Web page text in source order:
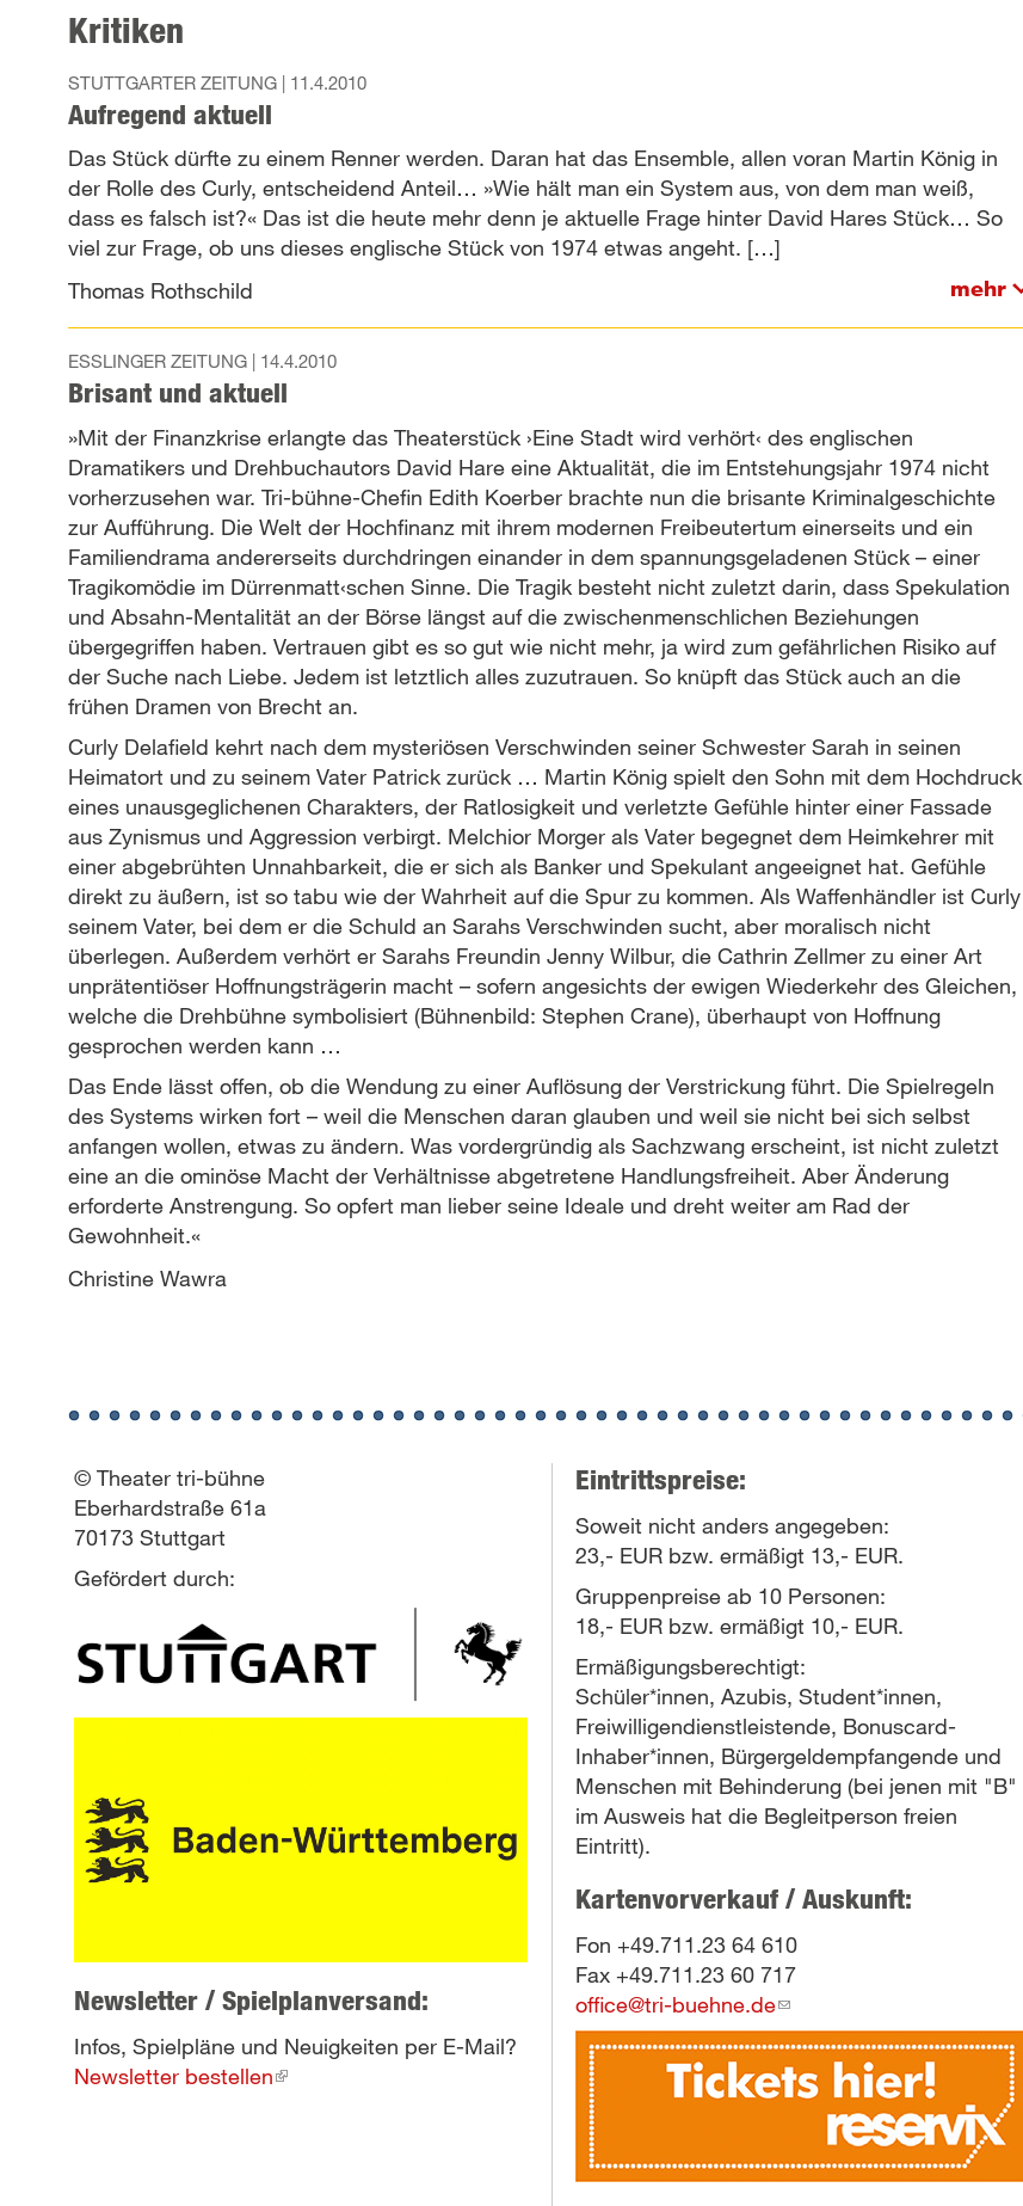
Kritiken
STUTTGARTER ZEITUNG | 11.4.2010
Aufregend aktuell
Das Stück dürfte zu einem Renner werden. Daran hat das Ensemble, allen voran Martin König in
der Rolle des Curly, entscheidend Anteil… »Wie hält man ein System aus, von dem man weiß,
dass es falsch ist?« Das ist die heute mehr denn je aktuelle Frage hinter David Hares Stück… So
viel zur Frage, ob uns dieses englische Stück von 1974 etwas angeht. […]
mehr
Thomas Rothschild
ESSLINGER ZEITUNG | 14.4.2010
Brisant und aktuell
»Mit der Finanzkrise erlangte das Theaterstück ›Eine Stadt wird verhört‹ des englischen
Dramatikers und Drehbuchautors David Hare eine Aktualität, die im Entstehungsjahr 1974 nicht
vorherzusehen war. Tri-bühne-Chefin Edith Koerber brachte nun die brisante Kriminalgeschichte
zur Aufführung. Die Welt der Hochfinanz mit ihrem modernen Freibeutertum einerseits und ein
Familiendrama andererseits durchdringen einander in dem spannungsgeladenen Stück – einer
Tragikomödie im Dürrenmatt‹schen Sinne. Die Tragik besteht nicht zuletzt darin, dass Spekulation
und Absahn-Mentalität an der Börse längst auf die zwischenmenschlichen Beziehungen
übergegriffen haben. Vertrauen gibt es so gut wie nicht mehr, ja wird zum gefährlichen Risiko auf
der Suche nach Liebe. Jedem ist letztlich alles zuzutrauen. So knüpft das Stück auch an die
frühen Dramen von Brecht an.
Curly Delafield kehrt nach dem mysteriösen Verschwinden seiner Schwester Sarah in seinen
Heimatort und zu seinem Vater Patrick zurück … Martin König spielt den Sohn mit dem Hochdruck
eines unausgeglichenen Charakters, der Ratlosigkeit und verletzte Gefühle hinter einer Fassade
aus Zynismus und Aggression verbirgt. Melchior Morger als Vater begegnet dem Heimkehrer mit
einer abgebrühten Unnahbarkeit, die er sich als Banker und Spekulant angeeignet hat. Gefühle
direkt zu äußern, ist so tabu wie der Wahrheit auf die Spur zu kommen. Als Waffenhändler ist Curly
seinem Vater, bei dem er die Schuld an Sarahs Verschwinden sucht, aber moralisch nicht
überlegen. Außerdem verhört er Sarahs Freundin Jenny Wilbur, die Cathrin Zellmer zu einer Art
unprätentiöser Hoffnungsträgerin macht – sofern angesichts der ewigen Wiederkehr des Gleichen,
welche die Drehbühne symbolisiert (Bühnenbild: Stephen Crane), überhaupt von Hoffnung
gesprochen werden kann …
Das Ende lässt offen, ob die Wendung zu einer Auflösung der Verstrickung führt. Die Spielregeln
des Systems wirken fort – weil die Menschen daran glauben und weil sie nicht bei sich selbst
anfangen wollen, etwas zu ändern. Was vordergründig als Sachzwang erscheint, ist nicht zuletzt
eine an die ominöse Macht der Verhältnisse abgetretene Handlungsfreiheit. Aber Änderung
erforderte Anstrengung. So opfert man lieber seine Ideale und dreht weiter am Rad der
Gewohnheit.«
Christine Wawra
© Theater tri-bühne
Eberhardstraße 61a
70173 Stuttgart
Gefördert durch:
Newsletter / Spielplanversand:
Infos, Spielpläne und Neuigkeiten per E-Mail?
Newsletter bestellen(link
Eintrittspreise:
Soweit nicht anders angegeben:
23,- EUR bzw. ermäßigt 13,- EUR.
Gruppenpreise ab 10 Personen:
18,- EUR bzw. ermäßigt 10,- EUR.
Ermäßigungsberechtigt:
Schüler*innen, Azubis, Student*innen,
Freiwilligendienstleistende, Bonuscard-
Inhaber*innen, Bürgergeldempfangende und
Menschen mit Behinderung (bei jenen mit "B"
im Ausweis hat die Begleitperson freien
Eintritt).
Kartenvorverkauf / Auskunft:
Fon +49.711.23 64 610
Fax +49.711.23 60 717
office@tri-buehne.de(link
sends
e-
mail)